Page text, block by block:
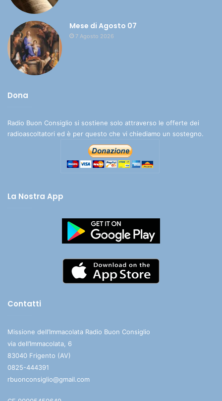
Mese di Agosto 07
7 Agosto 2026
Dona
Radio Buon Consiglio si sostiene solo attraverso le offerte dei
radioascoltatori ed è per questo che vi chiediamo un sostegno.
La Nostra App
Contatti
Missione dell’Immacolata Radio Buon Consiglio
via dell’Immacolata, 6
83040 Frigento (AV)
0825-444391
rbuonconsiglio@gmail.com